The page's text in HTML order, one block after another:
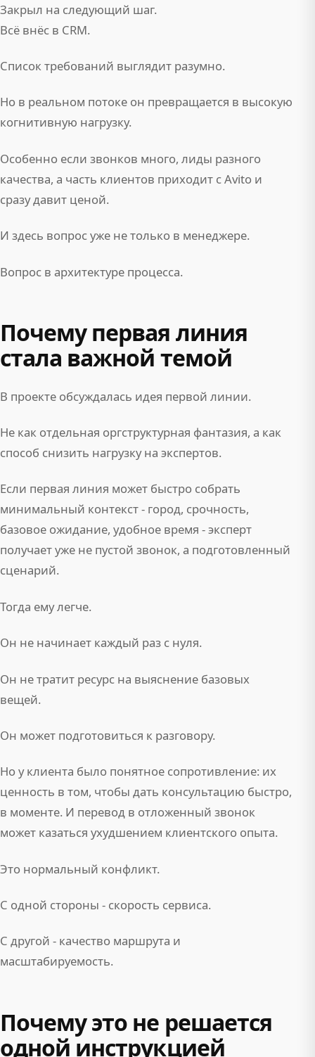
Закрыл на следующий шаг.
Всё внёс в CRM.
Список требований выглядит разумно.
Но в реальном потоке он превращается в высокую
когнитивную нагрузку.
Особенно если звонков много, лиды разного
качества, а часть клиентов приходит с Avito и
сразу давит ценой.
И здесь вопрос уже не только в менеджере.
Вопрос в архитектуре процесса.
Почему первая линия
стала важной темой
В проекте обсуждалась идея первой линии.
Не как отдельная оргструктурная фантазия, а как
способ снизить нагрузку на экспертов.
Если первая линия может быстро собрать
минимальный контекст - город, срочность,
базовое ожидание, удобное время - эксперт
получает уже не пустой звонок, а подготовленный
сценарий.
Тогда ему легче.
Он не начинает каждый раз с нуля.
Он не тратит ресурс на выяснение базовых
вещей.
Он может подготовиться к разговору.
Но у клиента было понятное сопротивление: их
ценность в том, чтобы дать консультацию быстро,
в моменте. И перевод в отложенный звонок
может казаться ухудшением клиентского опыта.
Это нормальный конфликт.
С одной стороны - скорость сервиса.
С другой - качество маршрута и
масштабируемость.
Почему это не решается
одной инструкцией